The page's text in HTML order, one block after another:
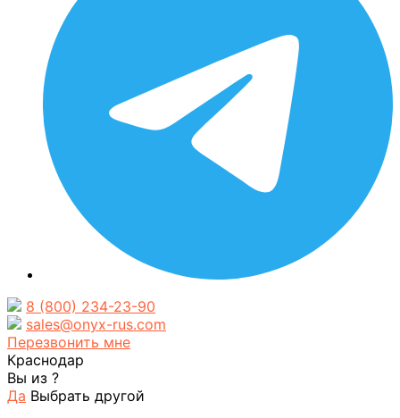
8 (800) 234-23-90
sales@onyx-rus.com
Перезвонить мне
Краснодар
Вы из ?
Да Выбрать другой